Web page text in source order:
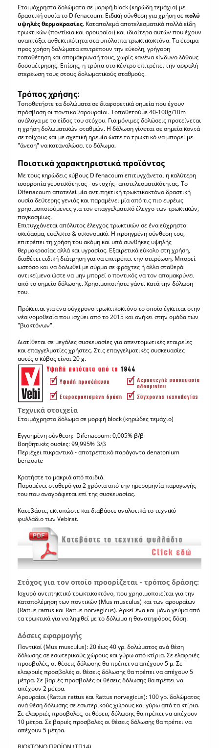
Eτοιμόχρηστα δολώματα σε μορφή block (κηρώδη τεμάχια) με
δραστική ουσία το Difenacoum. Ειδική σύνθεση για χρήση σεπολύ
υψηλές θερμοκρασίες. Kαταπολεμά αποτελεσματικά πολλά είδη
τρωκτικών (ποντίκια και αρουραίοι) και ιδιαίτερα αυτών που έχουν
αναπτύξει ανθεκτικότητα στα υπόλοιπα τρωκτικοκτόνα. Τα έτοιμα
προς χρήση δολώματα επιτρέπουν την εύκολη, γρήγορη
τοποθέτηση και απομάκρυνσή τους, χωρίς κανένα κίνδυνο λάθους
δοσομέτρησης. Επίσης, η τρύπα στο κέντρο επιτρέπει την ασφαλή
στερέωση τους στους δολωματικούς σταθμούς.
Τρόπος χρήσης:
Τοποθετήστε τα δολώματα σε διαφορετικά σημεία που έχουν
πρόσβαση οι ποντικοί/αρουραίοι. Τοποθετούμε 40-100g/10m
ανάλογα με το είδος του στόχου. Για μόνιμες δολώσεις προτείνεται
η χρήση δολωματικών σταθμών. Η δόλωση γίνεται σε σημεία κοντά
σε τοίχους και με σχετική ηρεμία ώστε το τρωκτικό να μπορεί με
"άνεση" να καταναλώσει το δόλωμα.
Ποιοτικά χαρακτηριστικά προϊόντος
Με τους κηρώδεις κύβους Difenacoum επιτυγχάνεται η καλύτερη
ισορροπία γευστικότητας - αντοχής- αποτελεσματικότητας. To
Difenacoum αποτελεί μία αντιπηκτική τρωκτικοκτόνο δραστική
ουσία δεύτερης γενιάς και παραμένει μία από τις πιο ευρέως
χρησιμοποιούμενες για τον επαγγελματικό έλεγχο των τρωκτικών,
παγκοσμίως.
Επιτυγχάνεται απόλυτος έλεγχος τρωκτικών σε ένα εύχρηστο
σκεύασμα, ευέλικτο & οικονομικό. Η προηγμένη σύνθεση του,
επιτρέπει τη χρήση του ακόμη και υπό συνθήκες υψηλής
θερμοκρασίας αλλά και υγρασίας. Εξαιρετικά εύκολο στη χρήση,
διαθέτει ειδική διάτρηση για να επιτρέπει την στερέωση. Μπορεί
ωστόσο και να δολωθεί με σύρμα σε φράχτες ή άλλα σταθερά
αντικείμενα ώστε να μην μπορεί ο ποντικός να τον απομακρύνει
από το σημείο δόλωσης. Χρησιμοποιήστε γάντι κατά την δόλωση
του.
Πρόκειται για ένα σύγχρονο τρωκτικοκτόνο το οποίο έγκειται στην
νέα νομοθεσία που ισχύει από το 2015 και ανήκει στην ομάδα των
"βιοκτόνων".
Διατίθεται σε μεγάλες συσκευασίες για απεντομωτικές εταιρείες
και επαγγελματίες χρήστες. Στις επαγγελματικές συσκευασίες
αυτές ο κύβος είναι 20 g.
Τεχνικά στοιχεία
Ετοιμόχρηστο δόλωμα σε μορφή block (κηρώδες τεμάχιο)
Εγγυημένη σύνθεση: Difenacoum: 0,005% β/β
Βοηθητικές ουσίες: 99,995% β/β
Περιέχει πικραντικό - αποτρεπτικό παράγοντα denatonium
benzoate
Κρατήστε το μακριά από παιδιά.
Παραμένει σταθερό για 2 χρόνια από την ημερομηνία παραγωγής
του που αναγράφεται επί της συσκευασίας.
Κατεβάστε, εκτυπώστε και διαβάστε αναλυτικά το τεχνικό
φυλλάδιο των Vebirat.
Στόχος για τον οποίο προορίζεται - τρόπος δράσης:
Ισχυρό αντιπηκτικό τρωκτικοκτόνο, που χρησιμοποιείται για την
καταπολέμηση των ποντικών (Mus musculus) και των αρουραίων
(Rattus rattus και Rattus norvegicus). Αρκεί ένα και μόνο γεύμα από
τα τρωκτικά για να ληφθεί με το δόλωμα η θανατηφόρος δόση.
Δόσεις εφαρμογής
Ποντικοί (Mus musculus): 20 έως 40 γρ. δολώματος ανά θέση
δόλωσης σε εσωτερικούς χώρους και γύρω από κτίρια. Σε ελαφριές
προσβολές, οι θέσεις δόλωσης θα πρέπει να απέχουν 5 μ. Σε
ελαφριές προσβολές οι θέσεις δόλωσης θα πρέπει να απέχουν 5
μέτρα. Σε βαριές προσβολές οι θέσεις δόλωσης θα πρέπει να
απέχουν 2 μέτρα.
Αρουραίοι (Rattus rattus και Rattus norvegicus): 100 γρ. δολώματος
ανά θέση δόλωσης σε εσωτερικούς χώρους και γύρω από τα κτίρια.
Σε ελαφριές προσβολές, οι θέσεις δόλωσης θα πρέπει να απέχουν
10 μέτρα. Σε βαριές προσβολές οι θέσεις δόλωσης θα πρέπει να
απέχουν 5 μέτρα.